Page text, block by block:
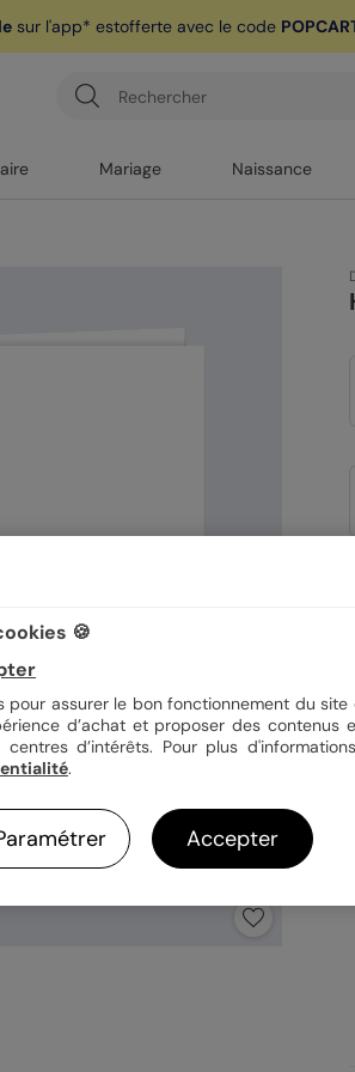
sur l'app* estofferte avec le code
Mariage Naissance
🍪
pour assurer le bon fonctionnement du
d’achat et proposer des contenus
centres d’intérêts. Pour plus
.
Accepter